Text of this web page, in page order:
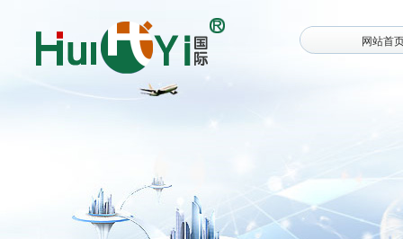
网站首